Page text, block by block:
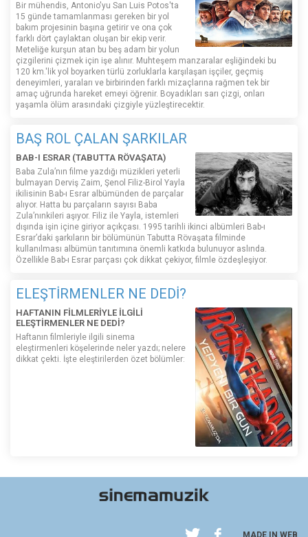
Bir mühendis, Antonio'yu San Luis Potos'ta
15 günde tamamlanması gereken bir yol
bakım projesinin başına getirir ve ona çok
farklı dört çaylaktan oluşan bir ekip verir.
Meteliğe kurşun atan bu beş adam bir yolun
çizgilerini çizmek için işe alınır. Muhteşem manzaralar eşliğindeki bu
120 km.'lik yol boyarken türlü zorluklarla karşılaşan işçiler, geçmiş
deneyimleri, yaraları ve birbirinden farklı mizaçlarına rağmen tek bir
amaç uğrunda hareket emeyi öğrenir. Boyadıkları sarı çizgi, onları
yaşamla ölüm arasındaki çizgiyle yüzleştirecektir.
BAŞ ROL ÇALAN ŞARKILAR
BAB-I ESRAR (TABUTTA RÖVAŞATA)
Baba Zula’nın filme yazdığı müzikleri yeterli
bulmayan Derviş Zaim, Şenol Filiz-Birol Yayla
ikilisinin Bab-ı Esrar albümünden de parçalar
alıyor. Hatta bu parçaların sayısı Baba
Zula’nınkileri aşıyor. Filiz ile Yayla, istemleri
dışında işin içine giriyor açıkçası. 1995 tarihli ikinci albümleri Bab-ı
Esrar’daki şarkıların bir bölümünün Tabutta Rövaşata filminde
kullanılması albümün tanıtımına önemli katkıda bulunuyor aslında.
Özellikle Bab-ı Esrar parçası çok dikkat çekiyor, filmle özdeşleşiyor.
ELEŞTİRMENLER NE DEDİ?
HAFTANIN FİLMLERİYLE İLGİLİ
ELEŞTİRMENLER NE DEDİ?
Haftanın filmleriyle ilgili sinema
eleştirmenleri köşelerinde neler yazdı; nelere
dikkat çekti. İşte eleştirilerden özet bölümler:
MADE IN WEB